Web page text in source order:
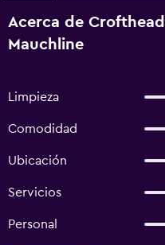
Acerca de
Mauchline
Limpieza
Comodidad
Ubicación
Servicios
Personal